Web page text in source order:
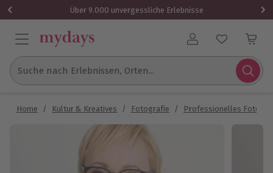
Über 9.000 unvergessliche Erlebnisse
Benutzerkonto
Suche nach Erlebnissen, Orten...
Home / Kultur & Kreatives / Fotografie / Professionelles